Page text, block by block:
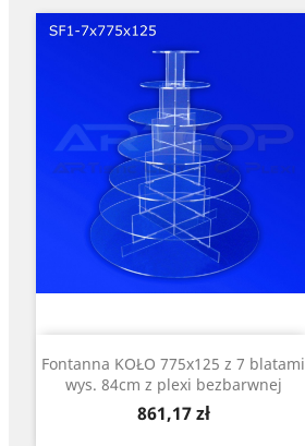
Fontanna KOŁO 775x125 z 7 blatami
wys. 84cm z plexi bezbarwnej
Cena
861,17 zł